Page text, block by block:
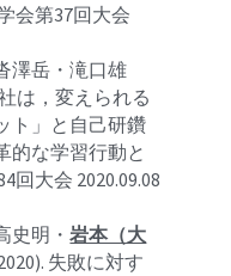
会第37回大会
澤岳・滝口雄
は，変えられる
ト」と自己研鑽
的な学習行動と
史明・岩本（大
失敗に対す